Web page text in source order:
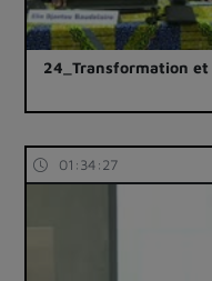
24_Transformation
01:34:27